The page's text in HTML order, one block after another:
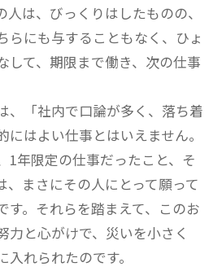
人は、びっくりはしたものの、
らにも与することもなく、ひょ
して、期限まで働き、次の仕事
、「社内で口論が多く、落ち着
はよい仕事とはいえません。
1年限定の仕事だったこと、そ
、まさにその人にとって願って
す。それらを踏まえて、このお
力と心がけで、災いを小さく
れられたのです。